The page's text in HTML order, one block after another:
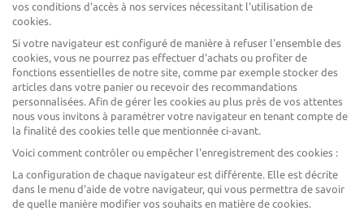
vos conditions d'accès à nos services nécessitant l'utilisation de
cookies.
Si votre navigateur est configuré de manière à refuser l'ensemble des
cookies, vous ne pourrez pas effectuer d'achats ou profiter de
fonctions essentielles de notre site, comme par exemple stocker des
articles dans votre panier ou recevoir des recommandations
personnalisées. Afin de gérer les cookies au plus près de vos attentes
nous vous invitons à paramétrer votre navigateur en tenant compte de
la finalité des cookies telle que mentionnée ci-avant.
Voici comment contrôler ou empêcher l'enregistrement des cookies :
La configuration de chaque navigateur est différente. Elle est décrite
dans le menu d'aide de votre navigateur, qui vous permettra de savoir
de quelle manière modifier vos souhaits en matière de cookies.